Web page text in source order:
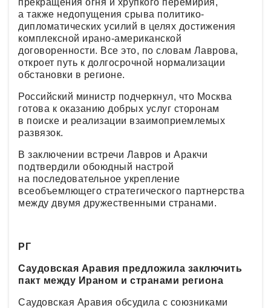
а также недопущения срыва политико-
дипломатических усилий в целях достижения
комплексной ирано-американской
договоренности. Все это, по словам Лаврова,
откроет путь к долгосрочной нормализации
обстановки в регионе.
Российский министр подчеркнул, что Москва
готова к оказанию добрых услуг сторонам
в поиске и реализации взаимоприемлемых
развязок.
В заключении встречи Лавров и Аракчи
подтвердили обоюдный настрой
на последовательное укрепление
всеобъемлющего стратегического партнерства
между двумя дружественными странами.
РГ
Саудовская Аравия предложила заключить
пакт между Ираном и странами региона
Саудовская Аравия обсудила с союзниками